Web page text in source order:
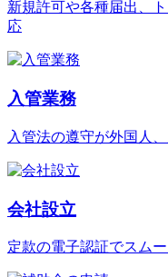
新規許可や各種届出、
応
入管業務
入管法の遵守が外国人
会社設立
定款の電子認証でスム